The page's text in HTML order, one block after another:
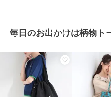
毎日のお出かけは柄物ト